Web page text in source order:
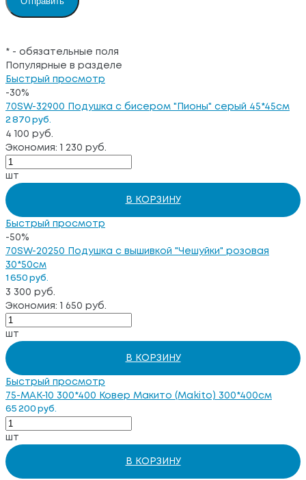
* - обязательные поля
Популярные в разделе
Быстрый просмотр
-30%
70SW-32900 Подушка с бисером "Пионы" серый 45*45см
2 870 руб.
4 100 руб.
Экономия: 1 230 руб.
шт
В КОРЗИНУ
Быстрый просмотр
-50%
70SW-20250 Подушка с вышивкой "Чешуйки" розовая
30*50см
1 650 руб.
3 300 руб.
Экономия: 1 650 руб.
шт
В КОРЗИНУ
Быстрый просмотр
75-MAK-10 300*400 Ковер Макито (Makito) 300*400см
65 200 руб.
шт
В КОРЗИНУ